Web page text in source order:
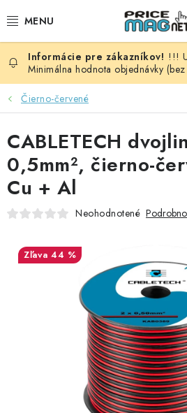
na
BATÉRIE
AUDIO - VIDEO
AUTO HI-FI
AUTOMOBIL
DOMÁCNOSŤ
FOTOVOLTAIKA
GADGETY, DARČEKY
KÁBLE A KONEKTORY
!!!
Minimálna hodnota objednávky
Čierno-červené
CABLETECH
0,5mm², čierno-
Cu + Al
Neohodnotené
44 %